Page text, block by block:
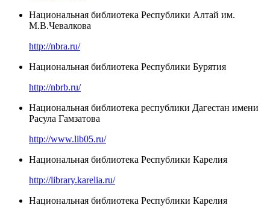
Национальная библиотека Республики Алтай им.
М.В.Чевалкова
http://nbra.ru/
Национальная библиотека Республики Бурятия
http://nbrb.ru/
Национальная библиотека республики Дагестан имени
Расула Гамзатова
http://www.lib05.ru/
Национальная библиотека Республики Карелия
http://library.karelia.ru/
Национальная библиотека Республики Карелия